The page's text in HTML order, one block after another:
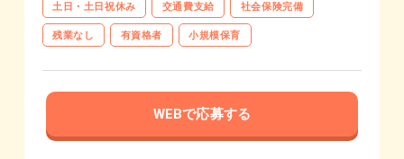
土日・土日祝休み 交通費支給 社会保険完備
残業なし 有資格者 小規模保育
WEBで応募する